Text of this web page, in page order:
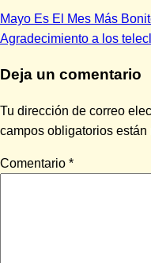
Navegación
de
entradas
Entrada
anterior:
Mayo Es El Mes Más
Siguiente
Agradecimiento a los
Deja un comentario
Tu dirección de correo
campos obligatorios están
Comentario *